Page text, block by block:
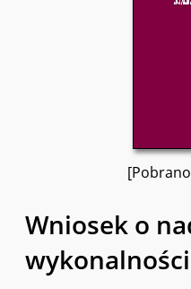
Wniosek o
wykonalności